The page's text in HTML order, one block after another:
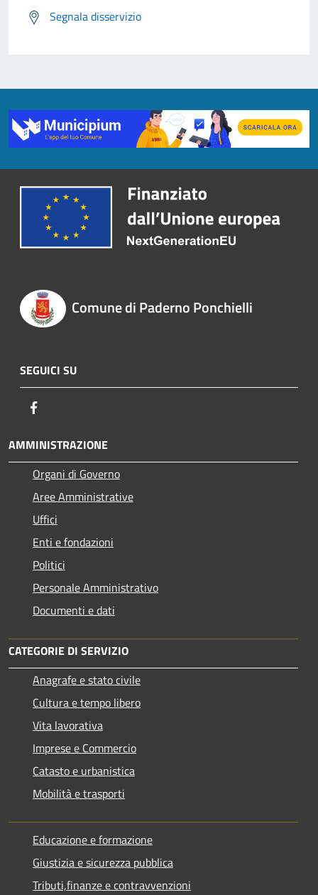
Segnala disservizio
Comune di Paderno Ponchielli
SEGUICI SU
AMMINISTRAZIONE
Organi di Governo
Aree Amministrative
Uffici
Enti e fondazioni
Politici
Personale Amministrativo
Documenti e dati
CATEGORIE DI SERVIZIO
Anagrafe e stato civile
Cultura e tempo libero
Vita lavorativa
Imprese e Commercio
Catasto e urbanistica
Mobilità e trasporti
Educazione e formazione
Giustizia e sicurezza pubblica
Tributi,finanze e contravvenzioni